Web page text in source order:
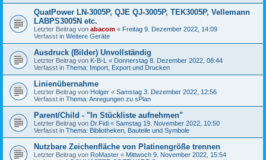
QuatPower LN-3005P, QJE QJ-3005P, TEK3005P, Vellemann
LABPS3005N etc.
Letzter Beitrag von abacom « Freitag 9. Dezember 2022, 14:09
Verfasst in Weitere Geräte
Ausdruck (Bilder) Unvollständig
Letzter Beitrag von K-B-L « Donnerstag 8. Dezember 2022, 08:44
Verfasst in Thema: Import, Export und Drucken
Linienübernahme
Letzter Beitrag von Holger « Samstag 3. Dezember 2022, 12:56
Verfasst in Thema: Anregungen zu sPlan
Parent/Child - "In Stückliste aufnehmen"
Letzter Beitrag von Dr.Fidi « Samstag 19. November 2022, 10:50
Verfasst in Thema: Bibliotheken, Bauteile und Symbole
Nutzbare Zeichenfläche von Platinengröße trennen
Letzter Beitrag von RoMaster « Mittwoch 9. November 2022, 15:54